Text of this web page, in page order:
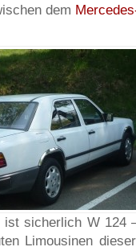
dem
ist sicherlich W 124
Limousinen